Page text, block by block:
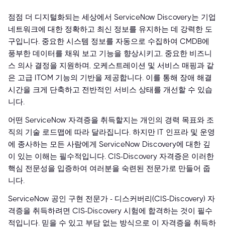
점점 더 디지털화되는 세상에서 ServiceNow Discovery는 기업
네트워크에 대한 정확하고 최신 정보를 유지하는 데 강력한 도
구입니다. 중요한 시스템 정보를 자동으로 수집하여 CMDB에
풍부한 데이터를 채워 보고 기능을 향상시키고, 중요한 비즈니
스 의사 결정을 지원하며, 오케스트레이션 및 서비스 매핑과 같
은 고급 ITOM 기능의 기반을 제공합니다. 이를 통해 장애 해결
시간을 크게 단축하고 전반적인 서비스 상태를 개선할 수 있습
니다.
어떤 ServiceNow 자격증을 취득할지는 개인의 경력 목표와 조
직의 기술 로드맵에 따라 달라집니다. 하지만 IT 인프라 및 운영
에 종사하는 모든 사람에게 ServiceNow Discovery에 대한 깊
이 있는 이해는 필수적입니다. CIS-Discovery 자격증은 이러한
핵심 전문성을 입증하여 여러분을 숙련된 전문가로 만들어 줍
니다.
ServiceNow 공인 구현 전문가 - 디스커버리(CIS-Discovery) 자
격증을 취득하려면 CIS-Discovery 시험에 합격하는 것이 필수
적입니다. 믿을 수 있고 부담 없는 방식으로 이 자격증을 취득하